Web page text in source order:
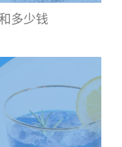
多少钱